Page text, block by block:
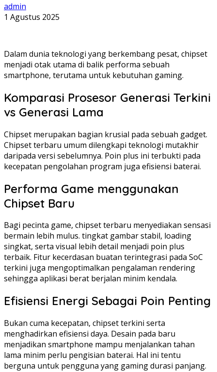
admin
1 Agustus 2025
Dalam dunia teknologi yang berkembang pesat, chipset
menjadi otak utama di balik performa sebuah
smartphone, terutama untuk kebutuhan gaming.
Komparasi Prosesor Generasi Terkini
vs Generasi Lama
Chipset merupakan bagian krusial pada sebuah gadget.
Chipset terbaru umum dilengkapi teknologi mutakhir
daripada versi sebelumnya. Poin plus ini terbukti pada
kecepatan pengolahan program juga efisiensi baterai.
Performa Game menggunakan
Chipset Baru
Bagi pecinta game, chipset terbaru menyediakan sensasi
bermain lebih mulus. tingkat gambar stabil, loading
singkat, serta visual lebih detail menjadi poin plus
terbaik. Fitur kecerdasan buatan terintegrasi pada SoC
terkini juga mengoptimalkan pengalaman rendering
sehingga aplikasi berat berjalan minim kendala.
Efisiensi Energi Sebagai Poin Penting
Bukan cuma kecepatan, chipset terkini serta
menghadirkan efisiensi daya. Desain pada baru
menjadikan smartphone mampu menjalankan tahan
lama minim perlu pengisian baterai. Hal ini tentu
berguna untuk pengguna yang gaming durasi panjang.